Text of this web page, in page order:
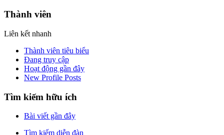
Thành viên
Liên kết nhanh
Thành viên tiêu biểu
Đang truy cập
Hoạt động gần đây
New Profile Posts
Tìm kiếm hữu ích
Bài viết gần đây
Tìm kiếm diễn đàn